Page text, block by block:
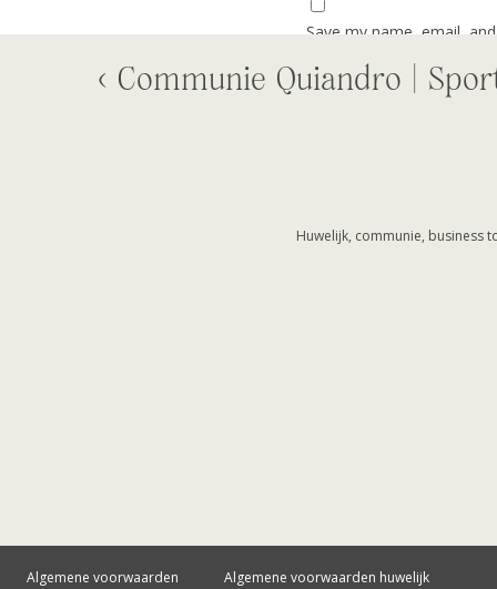
Save my name, email,
« Communie Quiandro |
Huwelijk, communie, business
Algemene voorwaarden Algemene voorwaarden huwelijk